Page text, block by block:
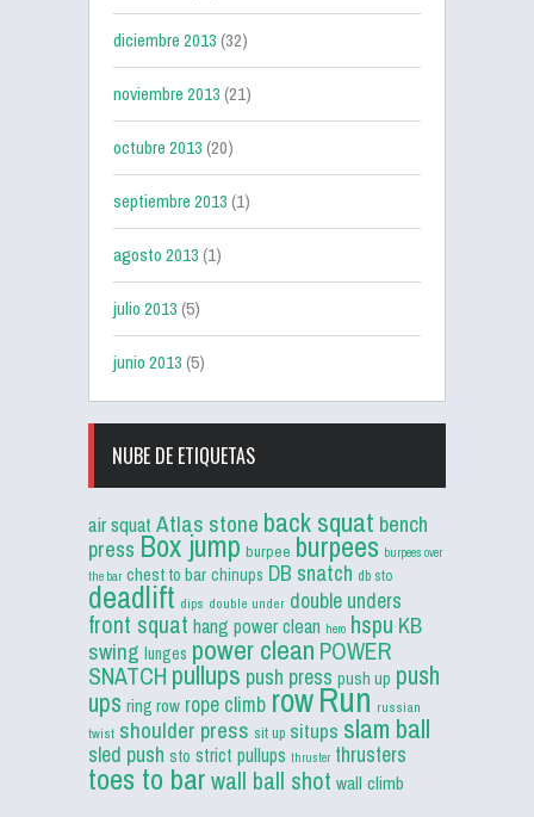
diciembre 2013(32)
noviembre 2013(21)
octubre 2013(20)
septiembre 2013(1)
agosto 2013(1)
julio 2013(5)
junio 2013(5)
NUBE DE ETIQUETAS
air squat Atlas stone back squat bench
press Box jump burpee burpees burpees over
the bar chest to bar chinups DB snatch db sto
deadlift dips double under double unders
front squat hang power clean hero hspu KB
swing lunges power clean POWER
SNATCH pullups push press push up push
ups ring row rope climb rowRun russian
twist shoulder press sit up situps slam ball
sled push sto strict pullups thruster thrusters
toes to barwall ball shot wall climb